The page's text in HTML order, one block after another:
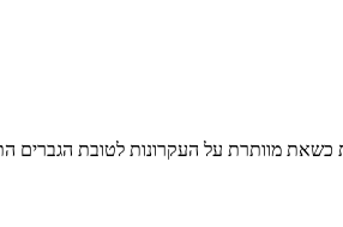
מוותרת על העקרונות לטובת הגברים